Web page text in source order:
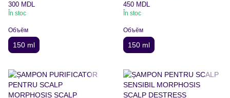
300 MDL
În stoc
Объём
150 ml
450 MDL
În stoc
Объём
150 ml